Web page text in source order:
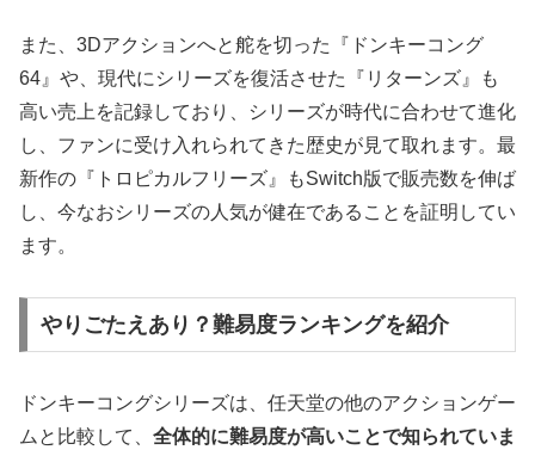
また、3Dアクションへと舵を切った『ドンキーコング
64』や、現代にシリーズを復活させた『リターンズ』も
高い売上を記録しており、シリーズが時代に合わせて進化
し、ファンに受け入れられてきた歴史が見て取れます。最
新作の『トロピカルフリーズ』もSwitch版で販売数を伸ば
し、今なおシリーズの人気が健在であることを証明してい
ます。
やりごたえあり？難易度ランキングを紹介
ドンキーコングシリーズは、任天堂の他のアクションゲー
ムと比較して、 全体的に難易度が高いことで知られていま